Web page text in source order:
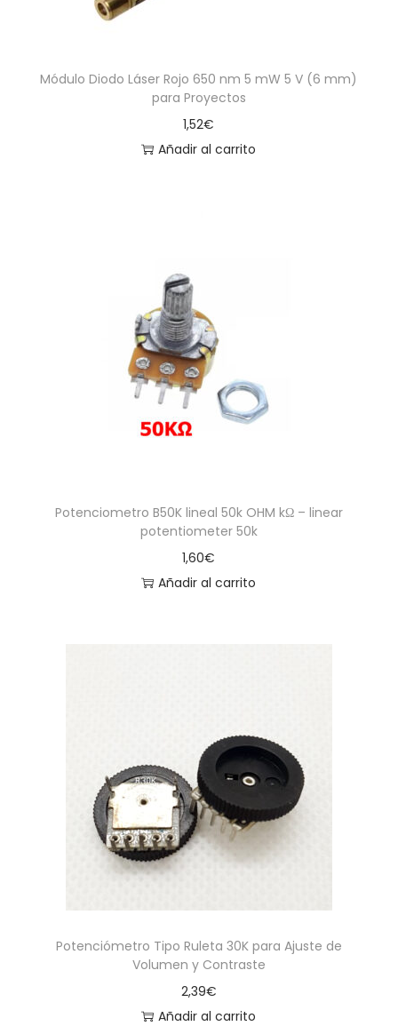
Módulo Diodo Láser Rojo 650 nm 5 mW 5 V (6 mm)
para Proyectos
1,52€
Añadir al carrito
Potenciometro B50K lineal 50k OHM kΩ – linear
potentiometer 50k
1,60€
Añadir al carrito
Potenciómetro Tipo Ruleta 30K para Ajuste de
Volumen y Contraste
2,39€
Añadir al carrito